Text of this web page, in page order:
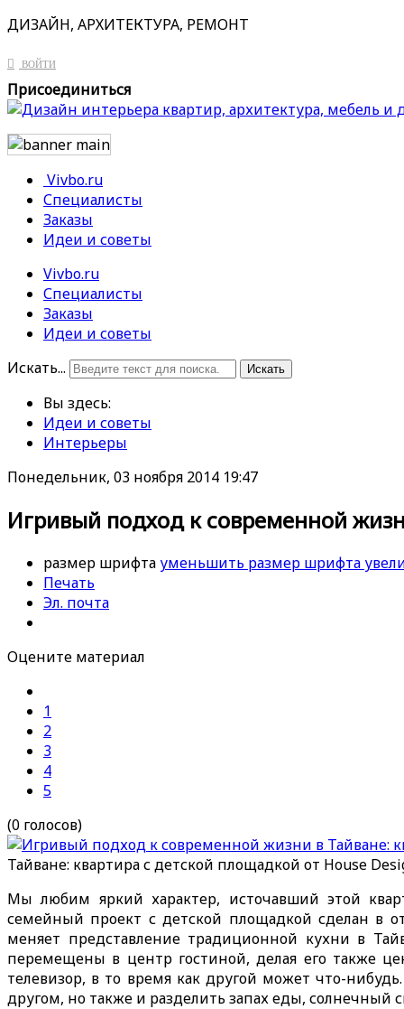
ДИЗАЙН, АРХИТЕКТУРА, РЕМОНТ
ВОЙТИ
Присоединиться
Vivbo.ru
Специалисты
Заказы
Идеи и советы
Vivbo.ru
Специалисты
Заказы
Идеи и советы
Искать...
Искать
Вы здесь:
Идеи и советы
Интерьеры
Понедельник, 03 ноября 2014 19:47
Игривый подход к современной
размер шрифта уменьшить размер шрифта
Печать
Эл. почта
Оцените материал
1
2
3
4
5
(0 голосов)
Тайване: квартира с детской площадкой от House
Мы любим яркий характер, источавший этой
семейный проект с детской площадкой сделан в
меняет представление традиционной кухни в
перемещены в центр гостиной, делая его также
телевизор, в то время как другой может что-
другом, но также и разделить запах еды, солнечный